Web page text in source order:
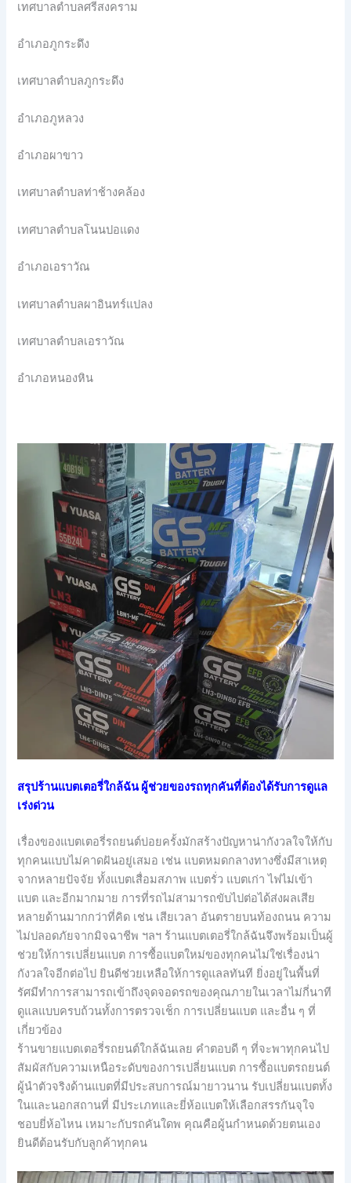
เทศบาลตำบลศรีสงคราม
อำเภอภูกระดึง
เทศบาลตำบลภูกระดึง
อำเภอภูหลวง
อำเภอผาขาว
เทศบาลตำบลท่าช้างคล้อง
เทศบาลตำบลโนนปอแดง
อำเภอเอราวัณ
เทศบาลตำบลผาอินทร์แปลง
เทศบาลตำบลเอราวัณ
อำเภอหนองหิน
สรุปร้านแบตเตอรี่ใกล้ฉัน ผู้ช่วยของรถทุกคันที่ต้องได้รับการดูแล
เร่งด่วน
เรื่องของแบตเตอรี่รถยนต์บ่อยครั้งมักสร้างปัญหาน่ากังวลใจให้กับ
ทุกคนแบบไม่คาดฝันอยู่เสมอ เช่น แบตหมดกลางทางซึ่งมีสาเหตุ
จากหลายปัจจัย ทั้งแบตเสื่อมสภาพ แบตรั่ว แบตเก่า ไฟไม่เข้า
แบต และอีกมากมาย การที่รถไม่สามารถขับไปต่อได้ส่งผลเสีย
หลายด้านมากกว่าที่คิด เช่น เสียเวลา อันตรายบนท้องถนน ความ
ไม่ปลอดภัยจากมิจฉาชีพ ฯลฯ ร้านแบตเตอรี่ใกล้ฉันจึงพร้อมเป็นผู้
ช่วยให้การเปลี่ยนแบต การซื้อแบตใหม่ของทุกคนไม่ใช่เรื่องน่า
กังวลใจอีกต่อไป ยินดีช่วยเหลือให้การดูแลลทันที ยิ่งอยู่ในพื้นที่
รัศมีทำการสามารถเข้าถึงจุดจอดรถของคุณภายในเวลาไม่กี่นาที
ดูแลแบบครบถ้วนทั้งการตรวจเช็ก การเปลี่ยนแบต และอื่น ๆ ที่
เกี่ยวข้อง
ร้านขายแบตเตอรี่รถยนต์ใกล้ฉันเลย คำตอบดี ๆ ที่จะพาทุกคนไป
สัมผัสกับความเหนือระดับของการเปลี่ยนแบต การซื้อแบตรถยนต์
ผู้นำตัวจริงด้านแบตที่มีประสบการณ์มายาวนาน รับเปลี่ยนแบตทั้ง
ในและนอกสถานที่ มีประเภทและยี่ห้อแบตให้เลือกสรรกันจุใจ
ชอบยี่ห้อไหน เหมาะกับรถคันใดพ คุณคือผู้นกำหนดด้วยตนเอง
ยินดีต้อนรับกับลูกค้าทุกคน